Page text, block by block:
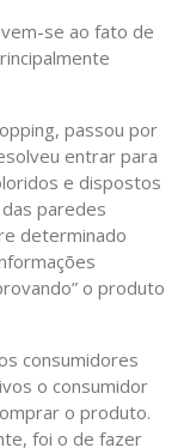
se ao fato de
passou por
entrar para
e dispostos
paredes
determinado
o produto
consumidores
o consumidor
o produto.
foi o de fazer